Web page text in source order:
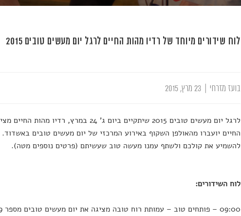
לוח שידורים מיוחד של רדיו מהות החיים לרגל יום מעשים טובים 2015
בועז מזרחי
לרגל יום מעשים טובים 2015 שיתקיים ביום ג' 24
החיים יועברו מהאולפן השקוף באירוע המרכזי של יום מעשים טובים
להשמיע את קולכם ולשתף עמנו מעשה טוב שעשיתם (פרטים נוספים מטה).
לוח השידורים:
09:00 – פותחים טוב – עמותת רוח טובה מציגה את יום מעשים טובים מספר 9